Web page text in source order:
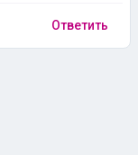
Ответить